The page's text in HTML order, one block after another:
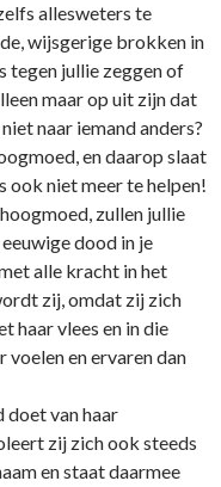
allesweters te
wijsgerige brokken in
tegen jullie zeggen of
maar op uit zijn dat
naar iemand anders?
en daarop slaat
ook niet meer te helpen!
zullen jullie
dood in je
alle kracht in het
zij, omdat zij zich
haar vlees en in die
voelen en ervaren dan
doet van haar
zij zich ook steeds
en staat daarmee